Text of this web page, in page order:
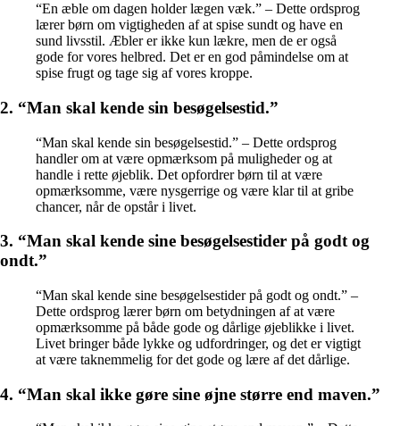
“En æble om dagen holder lægen væk.” – Dette ordsprog
lærer børn om vigtigheden af at spise sundt og have en
sund livsstil. Æbler er ikke kun lækre, men de er også
gode for vores helbred. Det er en god påmindelse om at
spise frugt og tage sig af vores kroppe.
2. “Man skal kende sin besøgelsestid.”
“Man skal kende sin besøgelsestid.” – Dette ordsprog
handler om at være opmærksom på muligheder og at
handle i rette øjeblik. Det opfordrer børn til at være
opmærksomme, være nysgerrige og være klar til at gribe
chancer, når de opstår i livet.
3. “Man skal kende sine besøgelsestider på godt og
ondt.”
“Man skal kende sine besøgelsestider på godt og ondt.” –
Dette ordsprog lærer børn om betydningen af at være
opmærksomme på både gode og dårlige øjeblikke i livet.
Livet bringer både lykke og udfordringer, og det er vigtigt
at være taknemmelig for det gode og lære af det dårlige.
4. “Man skal ikke gøre sine øjne større end maven.”